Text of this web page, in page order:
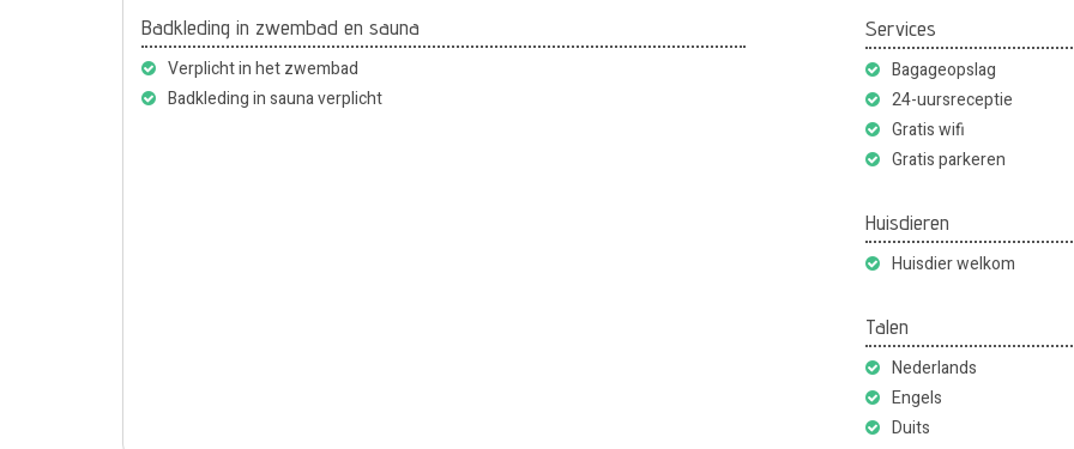
Badkleding in zwembad en sauna
Verplicht in het zwembad
Badkleding in sauna verplicht
Services
Bagageopslag
24-uursreceptie
Gratis wifi
Gratis parkeren
Huisdieren
Huisdier welkom
Talen
Nederlands
Engels
Duits